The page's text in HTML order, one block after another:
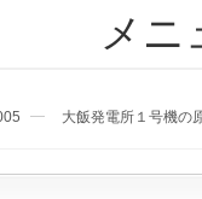
メニ
大飯発電所１号機の